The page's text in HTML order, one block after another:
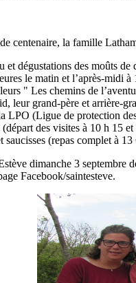
centenaire, la famille
et dégustations des moûts
le matin et l’après-midi
" Les chemins de
leur grand-père et arrière-
LPO (Ligue de protection
des visites à 10 h 15
saucisses (repas complet à
dimanche 3
Facebook/saintesteve.